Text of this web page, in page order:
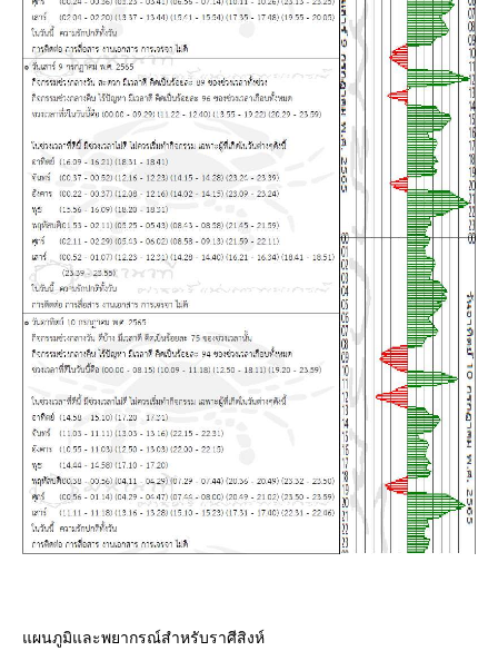
ผนภูมิและพยากรณ์สำหรับราศีสิงห์